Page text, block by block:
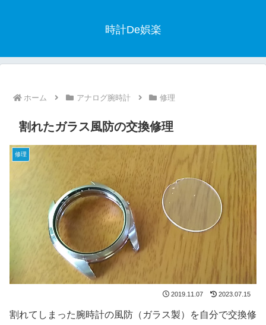
時計De娯楽
ホーム アナログ腕時計 修理
割れたガラス風防の交換修理
修理
2019.11.07 2023.07.15
割れてしまった腕時計の風防（ガラス製）を自分で交換修